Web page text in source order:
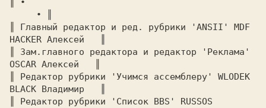
∙
     ∙
Главный редактор и ред. рубрики 'ANSII' MDF
HACKER Алексей
Зам.главного редактора и редактор 'Реклама'
OSCAR Алексей
Редактор рубрики 'Учимся ассемблеру' WLODEK
BLACK Владимир
Редактор рубрики 'Список BBS' RUSSOS